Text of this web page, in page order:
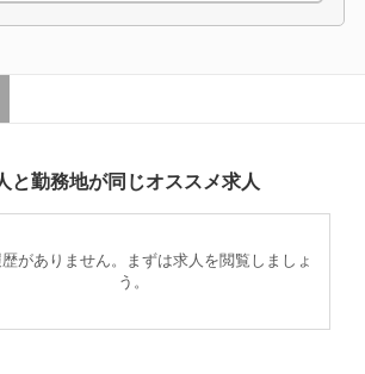
と勤務地が同じオススメ求人
がありません。まずは求人を閲覧しましょ
う。